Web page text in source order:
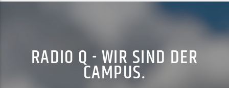
RADIO Q - WIR SIND DER
CAMPUS.